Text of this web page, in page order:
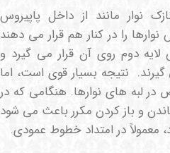
نوار مانند از داخل پاپیروس
را در کنار هم قرار می دهند
دوم روی آن قرار می گیرد و
گیرند. نتیجه بسیار قوی است، اما
لبه های نوارها. هنگامی که در
و باز کردن مکرر باعث می شود
معمولاً در امتداد خطوط عمودی.